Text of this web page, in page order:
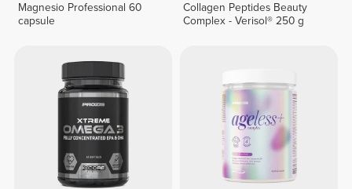
Magnesio Professional 60
capsule
Collagen Peptides Beauty
Complex - Verisol® 250 g